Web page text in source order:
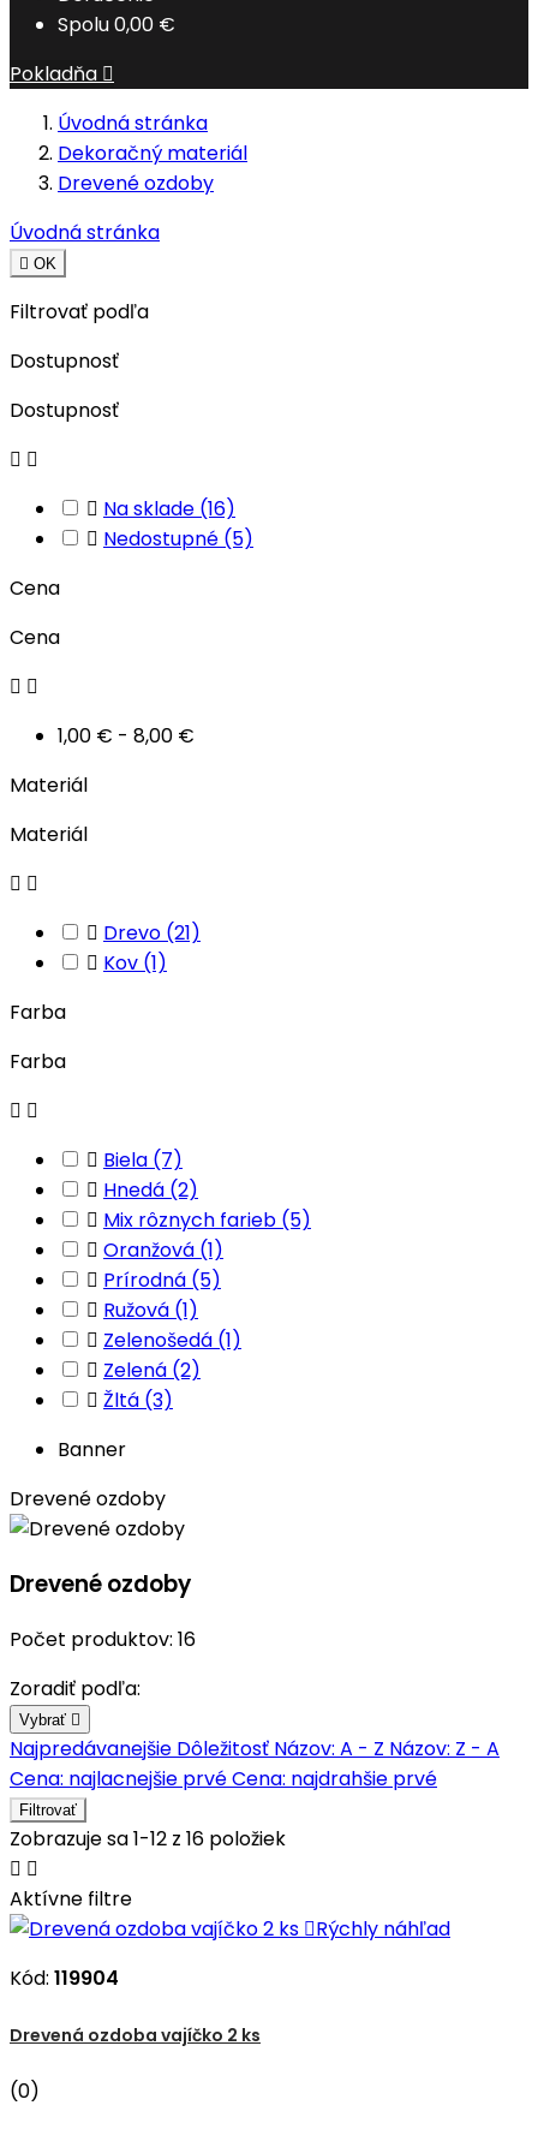
Spolu0,00 €
Pokladňa 
Úvodná stránka
Dekoračný materiál
Drevené ozdoby
Úvodná stránka
 OK
Filtrovať podľa
Dostupnosť
Dostupnosť
 
 Na sklade (16)
 Nedostupné (5)
Cena
Cena
 
1,00 € - 8,00 €
Materiál
Materiál
 
 Drevo (21)
 Kov (1)
Farba
Farba
 
 Biela (7)
 Hnedá (2)
 Mix rôznych farieb (5)
 Oranžová (1)
 Prírodná (5)
 Ružová (1)
 Zelenošedá (1)
 Zelená (2)
 Žltá (3)
Banner
Drevené ozdoby
Drevené ozdoby
Počet produktov: 16
Zoradiť podľa:
Vybrať 
Najpredávanejšie Dôležitosť Názov: A - Z Názov: Z - A
Cena: najlacnejšie prvéCena: najdrahšie prvé
Filtrovať
Zobrazuje sa 1-12 z 16 položiek
 
Aktívne filtre
Rýchly náhľad
Kód: 119904
Drevená ozdoba vajíčko 2 ks
(0)